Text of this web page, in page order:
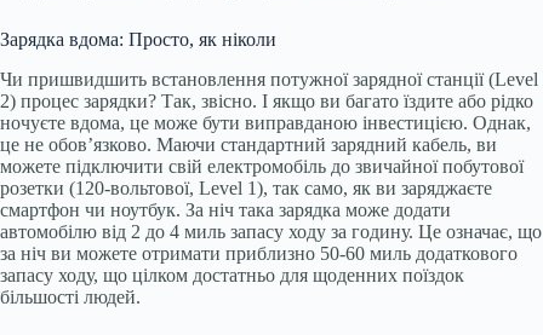
Зарядка вдома: Просто, як ніколи
Чи пришвидшить встановлення потужної зарядної станції (Level
2) процес зарядки? Так, звісно. І якщо ви багато їздите або рідко
ночуєте вдома, це може бути виправданою інвестицією. Однак,
це не обов’язково. Маючи стандартний зарядний кабель, ви
можете підключити свій електромобіль до звичайної побутової
розетки (120-вольтової, Level 1), так само, як ви заряджаєте
смартфон чи ноутбук. За ніч така зарядка може додати
автомобілю від 2 до 4 миль запасу ходу за годину. Це означає, що
за ніч ви можете отримати приблизно 50-60 миль додаткового
запасу ходу, що цілком достатньо для щоденних поїздок
більшості людей.